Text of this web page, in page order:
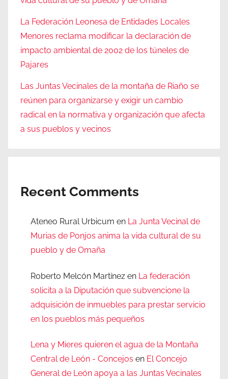
La Federación Leonesa de Entidades Locales
Menores reclama modificar la declaración de
impacto ambiental de 2002 de los túneles de
Pajares
Las Juntas Vecinales de la montaña de Riaño se
reúnen para organizarse y exigir un cambio
radical en la normativa y organización que afecta
a sus pueblos y vecinos
Recent Comments
Ateneo Rural Urbicum en La Junta Vecinal de
Murias de Ponjos anima la vida cultural de su
pueblo y de Omaña
Roberto Melcón Martínez en La federación
solicita a la Diputación que subvencione la
adquisición de inmuebles para prestar servicio
en los pueblos más pequeños
Lena y Mieres quieren el agua de la Montaña
Central de León - Concejos en El Concejo
General de León apoya a las Juntas Vecinales